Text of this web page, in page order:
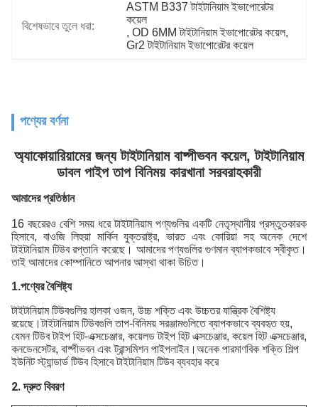
বিশেষভাবে তুলে ধরা:
ASTM B337 টাইটানিয়াম ইভাপোরেটর
কয়েল
, OD 6MM টাইটানিয়াম ইভাপোরেটর কয়েল,
Gr2 টাইটানিয়াম ইভাপোরেটর কয়েল
পণ্যের বর্ণনা
অ্যাকোয়ারিয়ামের জন্য টাইটানিয়াম বাষ্পীভবন কয়েল, টাইটানিয়াম
ডাবল পাইপ তাপ বিনিময় কারখানা সরবরাহকারী
আমাদের প্রতিষ্ঠান
16 বছরেরও বেশি সময় ধরে টাইটানিয়াম পণ্যগুলির একটি নেতৃস্থানীয় প্রস্তুতকারক
হিসাবে, বাওজি লিহুয়া মার্কিন যুক্তরাষ্ট্র, ভারত এবং কোরিয়া সহ অনেক দেশে
টাইটানিয়াম টিউব রপ্তানি করেছে। আমাদের পণ্যগুলির গুণমান ব্যাপকভাবে স্বীকৃত।
তাই আমাদের কোম্পানিতে আপনার আস্থা থাকা উচিত।
1.পণ্যের বৈশিষ্ট্য
টাইটানিয়াম টিউবগুলির হালকা ওজন, উচ্চ শক্তি এবং উচ্চতর যান্ত্রিক বৈশিষ্ট্য
রয়েছে।টাইটানিয়াম টিউবগুলি তাপ-বিনিময় সরঞ্জামগুলিতে ব্যাপকভাবে ব্যবহৃত হয়,
যেমন টিউব টাইপ হিট-এক্সচেঞ্জার, কয়েলড টাইপ হিট এক্সচেঞ্জার, কয়েল হিট এক্সচেঞ্জার,
কনডেনসেটর, বাষ্পীভবন এবং ট্রান্সমিশন পাইপলাইন।অনেক পারমাণবিক শক্তি শিল্প
ইউনিট স্ট্যান্ডার্ড টিউব হিসাবে টাইটানিয়াম টিউব ব্যবহার করে
2. দ্রুত বিবরণ